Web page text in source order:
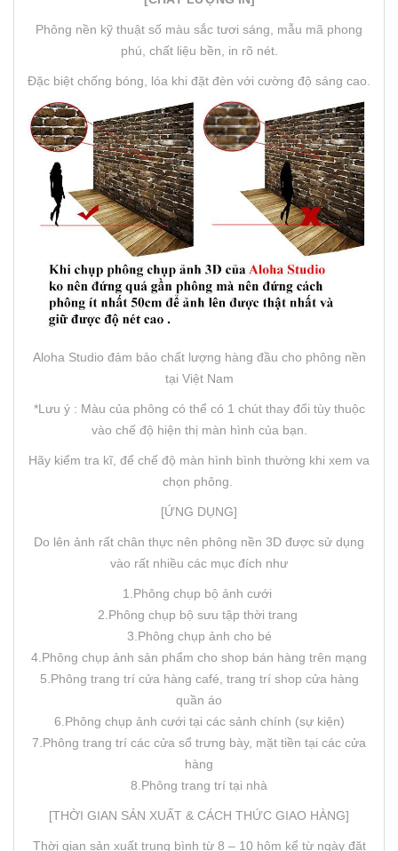
Phông nền kỹ thuật số màu sắc tươi sáng, mẫu mã phong
phú, chất liệu bền, in rõ nét.
Đặc biệt chống bóng, lóa khi đặt đèn với cường độ sáng cao.
Aloha Studio đảm bảo chất lượng hàng đầu cho phông nền
tại Việt Nam
*Lưu ý : Màu của phông có thể có 1 chút thay đổi tùy thuộc
vào chế độ hiện thị màn hình của bạn.
Hãy kiểm tra kĩ, để chế độ màn hình bình thường khi xem va
chọn phông.
[ỨNG DỤNG]
Do lên ảnh rất chân thực nên phông nền 3D được sử dụng
vào rất nhiều các mục đích như
1.Phông chụp bộ ảnh cưới
2.Phông chụp bộ sưu tập thời trang
3.Phông chụp ảnh cho bé
4.Phông chụp ảnh sản phẩm cho shop bán hàng trên mạng
5.Phông trang trí cửa hàng café, trang trí shop cửa hàng
quần áo
6.Phông chụp ảnh cưới tại các sảnh chính (sự kiện)
7.Phông trang trí các cửa sổ trưng bày, mặt tiền tại các cửa
hàng
8.Phông trang trí tại nhà
[THỜI GIAN SẢN XUẤT & CÁCH THỨC GIAO HÀNG]
Thời gian sản xuất trung bình từ 8 – 10 hôm kể từ ngày đặt